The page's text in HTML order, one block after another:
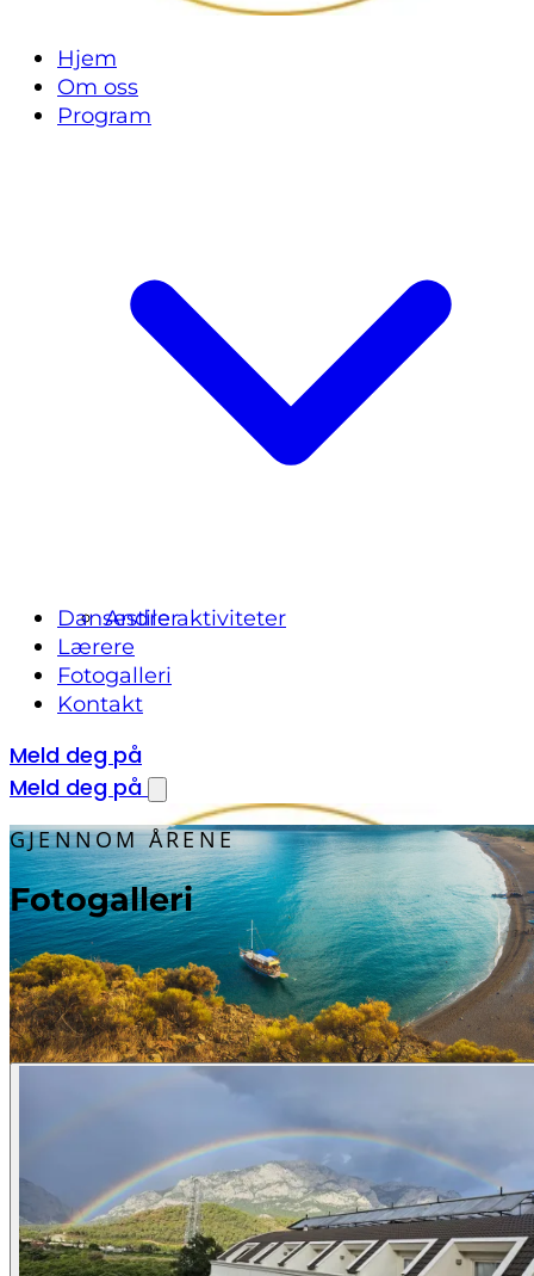
Hjem
Om oss
Program
Andre aktiviteter
Dansestiler
Lærere
Fotogalleri
Kontakt
Meld deg på
Meld deg på
GJENNOM ÅRENE
Fotogalleri
Noen bilder gjennom årene
Vi publiserer flere bilder iFacebook-gruppen vår!